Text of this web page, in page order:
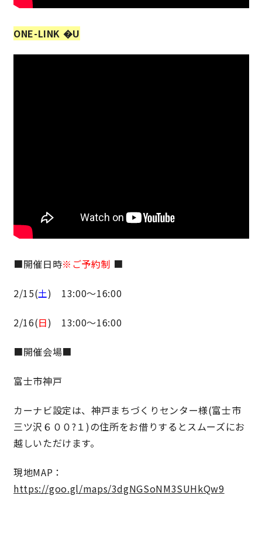
Blue Style
キママプラス
近日分譲予定情報 会社情報
動画ギャラリー
サイトマップ
よくある質問
CLOSE
ONE-LINK �U
■開催日時※ご予約制 ■
2/15(土) 13:00〜16:00
2/16(日) 13:00〜16:00
■開催会場■
富士市神戸
カーナビ設定は、神戸まちづくりセンター様(富士市
三ツ沢６００?１)の住所をお借りするとスムーズにお
越しいただけます。
現地MAP：
https://goo.gl/maps/3dgNGSoNM3SUHkQw9